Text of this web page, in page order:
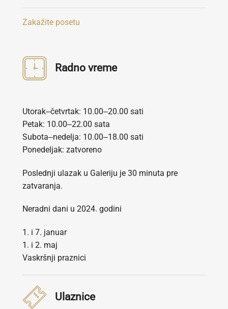
Zаkažite posetu
Radno vreme
Utorak‒četvrtak: 10.00‒20.00 sati
Petak: 10.00‒22.00 sata
Subota‒nedelja: 10.00‒18.00 sati
Ponedeljak: zatvoreno
Poslednji ulazak u Galeriju je 30 minuta pre
zatvaranja.
Neradni dani u 2024. godini
1. i 7. januar
1. i 2. maj
Vaskršnji praznici
Ulaznice